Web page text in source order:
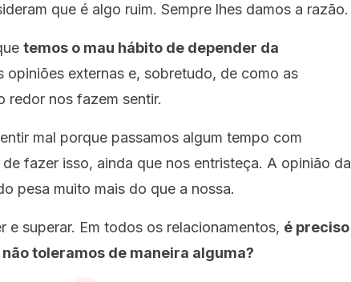
que é algo ruim. Sempre lhes damos a razão.
temos o mau hábito de depender da
opiniões externas e, sobretudo, de como as
redor nos fazem sentir.
mal porque passamos algum tempo com
de fazer isso, ainda que nos entristeça. A opinião da
pesa muito mais do que a nossa.
e superar. Em todos os relacionamentos, é preciso
toleramos de maneira alguma?